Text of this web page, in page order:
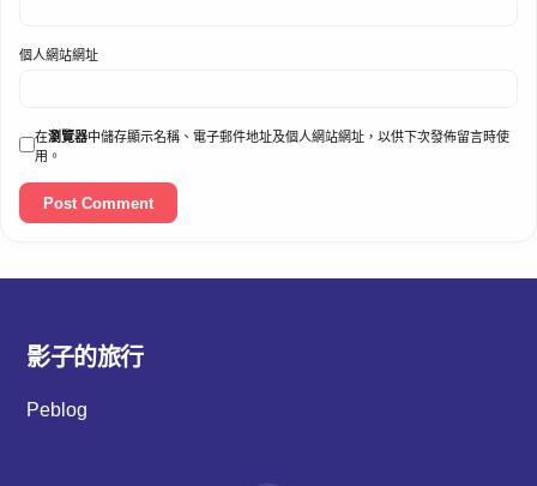
個人網站網址
在瀏覽器中儲存顯示名稱、電子郵件地址及個人網站網址，以供下次發佈留言時使
用。
影子的旅行
Peblog